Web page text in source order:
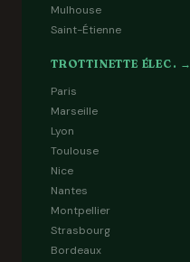
Mulhouse
Saint-Étienne
TROTTINETTE ÉLEC. →
Paris
Marseille
Lyon
Toulouse
Nice
Nantes
Montpellier
Strasbourg
Bordeaux